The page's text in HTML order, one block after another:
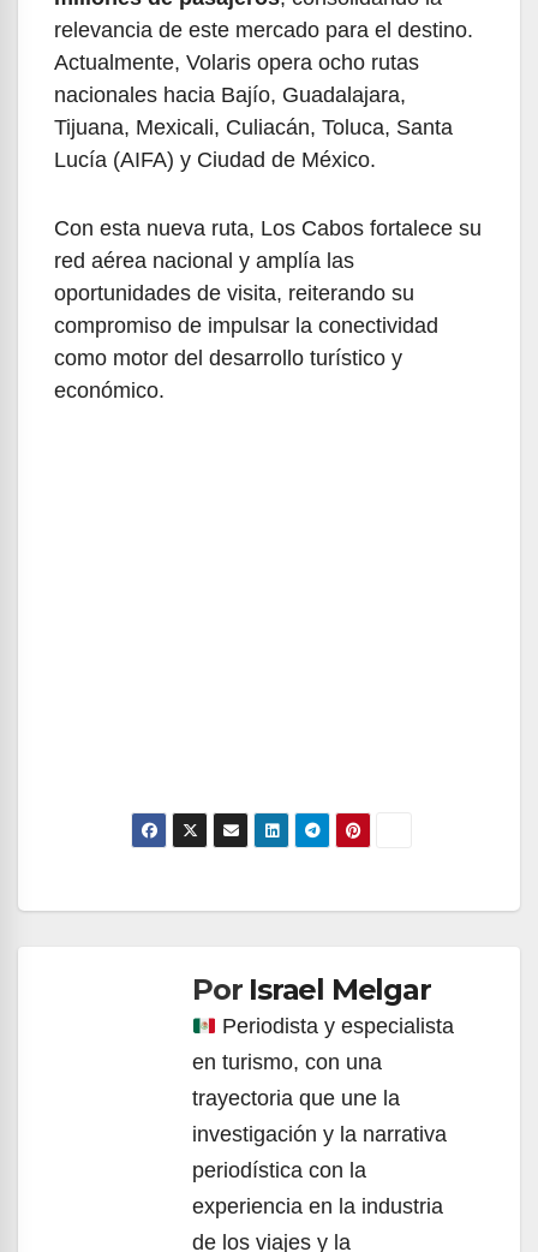
relevancia de este mercado para el destino.
Actualmente, Volaris opera ocho rutas
nacionales hacia Bajío, Guadalajara,
Tijuana, Mexicali, Culiacán, Toluca, Santa
Lucía (AIFA) y Ciudad de México.
Con esta nueva ruta, Los Cabos fortalece su
red aérea nacional y amplía las
oportunidades de visita, reiterando su
compromiso de impulsar la conectividad
como motor del desarrollo turístico y
económico.
Navegación
entradasPor Israel Melgar
Periodista y especialista
en turismo, con una
trayectoria que une la
investigación y la narrativa
periodística con la
experiencia en la industria
de los viajes y la